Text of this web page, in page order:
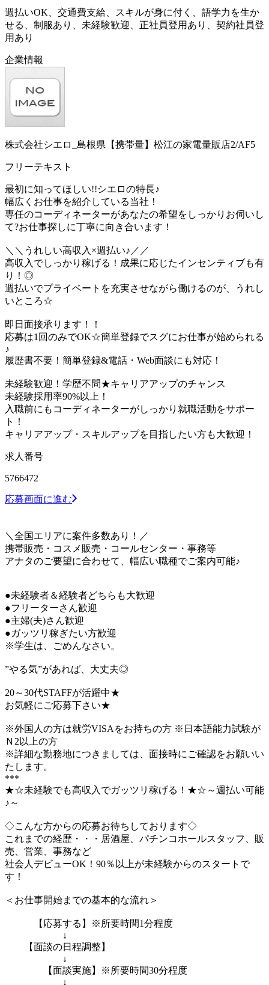
週払いOK、交通費支給、スキルが身に付く、語学力を生か
せる、制服あり、未経験歓迎、正社員登用あり、契約社員登
用あり
企業情報
株式会社シエロ_島根県【携帯量】松江の家電量販店2/AF5
フリーテキスト
最初に知ってほしい!!シエロの特長♪
幅広くお仕事を紹介している当社！
専任のコーディネーターがあなたの希望をしっかりお伺いし
て?お仕事探しに丁寧に向き合います！
＼＼うれしい高収入×週払い♪／／
高収入でしっかり稼げる！成果に応じたインセンティブも有
り！◎
週払いでプライベートを充実させながら働けるのが、うれし
いところ☆
即日面接承ります！！
応募は1回のみでOK☆簡単登録でスグにお仕事が始められる
♪
履歴書不要！簡単登録&電話・Web面談にも対応！
未経験歓迎！学歴不問★キャリアアップのチャンス
未経験採用率90%以上！
入職前にもコーディネーターがしっかり就職活動をサポー
ト！
キャリアアップ・スキルアップを目指したい方も大歓迎！
求人番号
5766472
応募画面に進む
＼全国エリアに案件多数あり！／
携帯販売・コスメ販売・コールセンター・事務等
アナタのご要望に合わせて、幅広い職種でご案内可能♪
●未経験者＆経験者どちらも大歓迎
●フリーターさん歓迎
●主婦(夫)さん歓迎
●ガッツリ稼ぎたい方歓迎
※学生は、ごめんなさい。
”やる気”があれば、大丈夫◎
20～30代STAFFが活躍中★
お気軽にご応募下さい★
※外国人の方は就労VISAをお持ちの方 ※日本語能力試験が
Ｎ2以上の方
※詳細な勤務地につきましては、面接時にご確認をお願いい
たします。
***
★☆未経験でも高収入でガッツリ稼げる！★☆～週払い可能
♪～
◇こんな方からの応募お待ちしております◇
これまでの経歴・・・居酒屋、パチンコホールスタッフ、販
売、営業、事務など
社会人デビューOK！90％以上が未経験からのスタートで
す！
＜お仕事開始までの基本的な流れ＞
【応募する】※所要時間1分程度
↓
【面談の日程調整】
↓
【面談実施】※所要時間30分程度
↓